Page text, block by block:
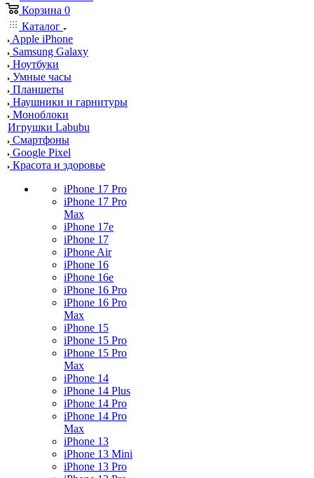
Корзина 0
Каталог
Apple iPhone
Samsung Galaxy
Ноутбуки
Умные часы
Планшеты
Наушники и гарнитуры
Моноблоки
Игрушки Labubu
Смартфоны
Google Pixel
Красота и здоровье
iPhone 17 Pro
iPhone 17 Pro
Max
iPhone 17e
iPhone 17
iPhone Air
iPhone 16
iPhone 16e
iPhone 16 Pro
iPhone 16 Pro
Max
iPhone 15
iPhone 15 Pro
iPhone 15 Pro
Max
iPhone 14
iPhone 14 Plus
iPhone 14 Pro
iPhone 14 Pro
Max
iPhone 13
iPhone 13 Mini
iPhone 13 Pro